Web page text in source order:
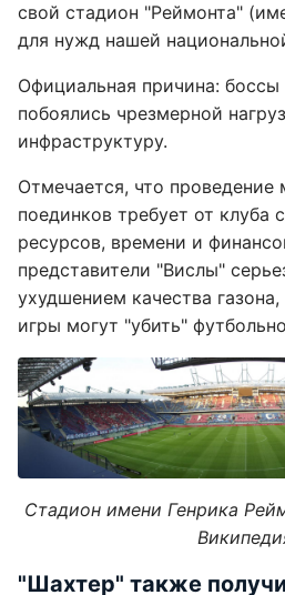
свой стадион "Реймонта"
для нужд нашей
Официальная причина: боссы
побоялись чрезмерной
инфраструктуру.
Отмечается, что
поединков требует от клуба
ресурсов, времени и
представители "Вислы"
ухудшением качества
игры могут "убить"
Стадион имени Генрика
"Шахтер" также